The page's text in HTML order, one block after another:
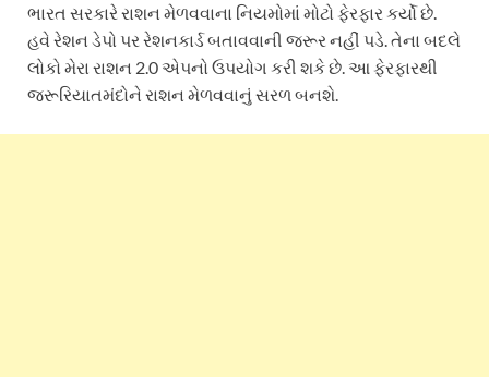
ભારત સરકારે રાશન મેળવવાના નિયમોમાં મોટો ફેરફાર કર્યો છે.
હવે રેશન ડેપો પર રેશનકાર્ડ બતાવવાની જરૂર નહીં પડે. તેના બદલે
લોકો મેરા રાશન 2.0 એપનો ઉપયોગ કરી શકે છે. આ ફેરફારથી
જરૂરિયાતમંદોને રાશન મેળવવાનું સરળ બનશે.